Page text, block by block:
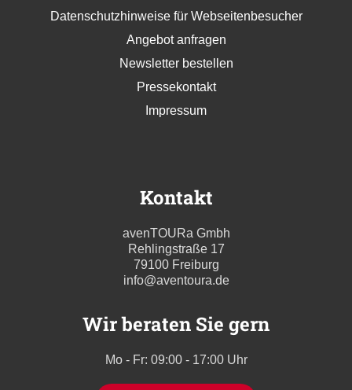
Datenschutzhinweise für Webseitenbesucher
Angebot anfragen
Newsletter bestellen
Pressekontakt
Impressum
Kontakt
avenTOURa Gmbh
Rehlingstraße 17
79100 Freiburg
info@aventoura.de
Wir beraten Sie gern
Mo - Fr: 09:00 - 17:00 Uhr